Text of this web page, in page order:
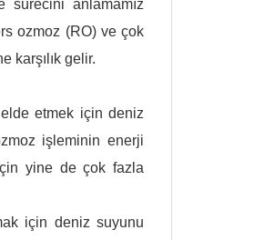
sürecini anlamamız
ozmoz (RO) ve çok
karşılık gelir.
etmek için deniz
işleminin enerji
için yine de çok fazla
için deniz suyunu